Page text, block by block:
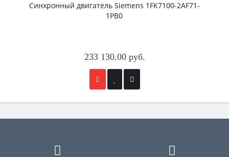
Синхронный двигатель Siemens 1FK7100-2AF71-
1PB0
233 130.00 руб.